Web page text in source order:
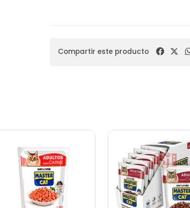
Compartir este producto